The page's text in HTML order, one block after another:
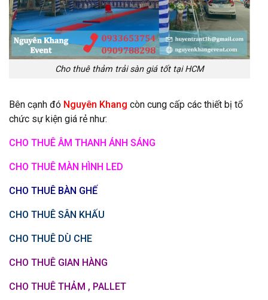
Cho thuê thảm trải sàn giá tốt tại HCM
Bên cạnh đó Nguyên Khang còn cung cấp các thiết bị tổ
chức sự kiện giá rẻ như:
CHO THUÊ ÂM THANH ÁNH SÁNG
CHO THUÊ MÀN HÌNH LED
CHO THUÊ BÀN GHẾ
CHO THUÊ SÂN KHẤU
CHO THUÊ DÙ CHE
CHO THUÊ GIAN HÀNG
CHO THUÊ THẢM , PALLET